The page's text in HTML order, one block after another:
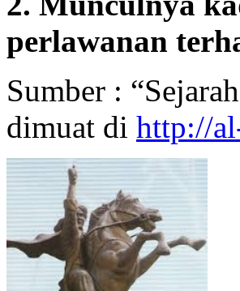
perlawanan
Sumber :
dimuat di http://